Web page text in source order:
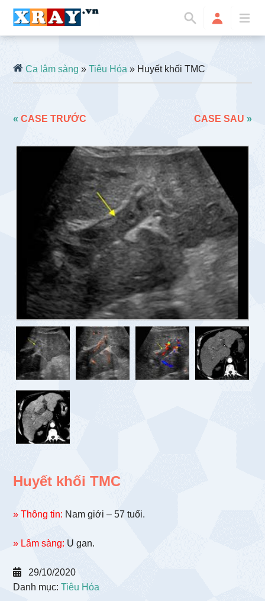
Ca lâm sàng »Tiêu Hóa » Huyết khối TMC
«CASE TRƯỚC CASE SAU »
Huyết khối TMC
» Thông tin: Nam giới – 57 tuổi.
» Lâm sàng: U gan.
29/10/2020
Danh mục:Tiêu Hóa